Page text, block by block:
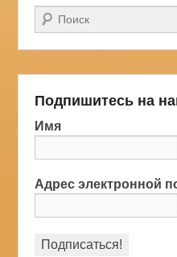
Поиск
Подпишитесь на
Имя
Адрес электронной